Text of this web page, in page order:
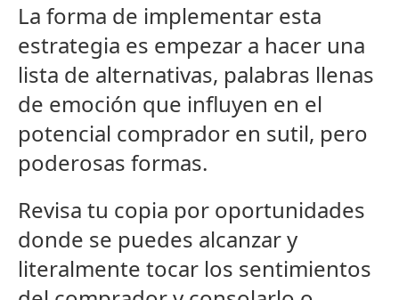
La forma de implementar esta
estrategia es empezar a hacer una
lista de alternativas, palabras llenas
de emoción que influyen en el
potencial comprador en sutil, pero
poderosas formas.
Revisa tu copia por oportunidades
donde se puedes alcanzar y
literalmente tocar los sentimientos